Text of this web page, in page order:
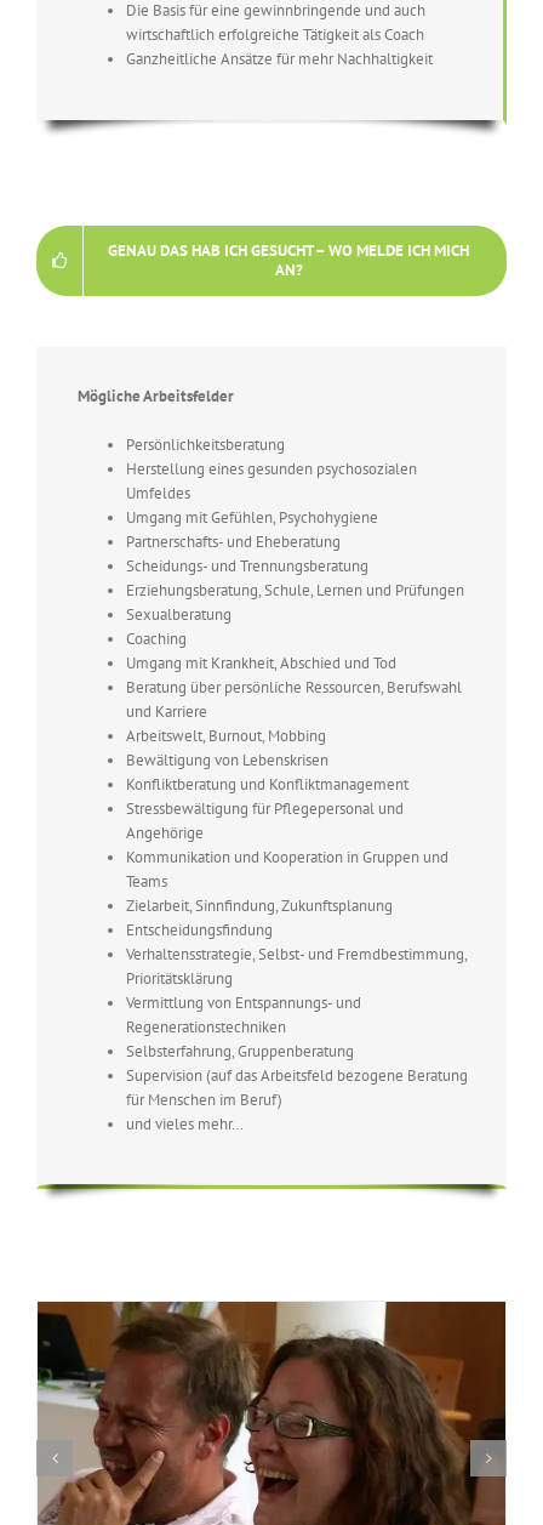
Die Basis für eine gewinnbringende und auch
wirtschaftlich erfolgreiche Tätigkeit als Coach
Ganzheitliche Ansätze für mehr Nachhaltigkeit
GENAU DAS HAB ICH GESUCHT – WO MELDE ICH MICH
AN?
Mögliche Arbeitsfelder
Persönlichkeitsberatung
Herstellung eines gesunden psychosozialen
Umfeldes
Umgang mit Gefühlen, Psychohygiene
Partnerschafts- und Eheberatung
Scheidungs- und Trennungsberatung
Erziehungsberatung, Schule, Lernen und Prüfungen
Sexualberatung
Coaching
Umgang mit Krankheit, Abschied und Tod
Beratung über persönliche Ressourcen, Berufswahl
und Karriere
Arbeitswelt, Burnout, Mobbing
Bewältigung von Lebenskrisen
Konfliktberatung und Konfliktmanagement
Stressbewältigung für Pflegepersonal und
Angehörige
Kommunikation und Kooperation in Gruppen und
Teams
Zielarbeit, Sinnfindung, Zukunftsplanung
Entscheidungsfindung
Verhaltensstrategie, Selbst- und Fremdbestimmung,
Prioritätsklärung
Vermittlung von Entspannungs- und
Regenerationstechniken
Selbsterfahrung, Gruppenberatung
Supervision (auf das Arbeitsfeld bezogene Beratung
für Menschen im Beruf)
und vieles mehr…